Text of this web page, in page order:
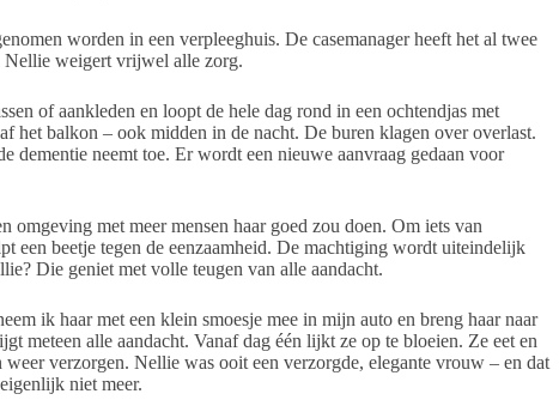
worden in een verpleeghuis. De casemanager heeft het al twee
Nellie weigert vrijwel alle zorg.
of aankleden en loopt de hele dag rond in een ochtendjas met
het balkon – ook midden in de nacht. De buren klagen over overlast.
dementie neemt toe. Er wordt een nieuwe aanvraag gedaan voor
omgeving met meer mensen haar goed zou doen. Om iets van
een beetje tegen de eenzaamheid. De machtiging wordt uiteindelijk
Die geniet met volle teugen van alle aandacht.
ik haar met een klein smoesje mee in mijn auto en breng haar naar
meteen alle aandacht. Vanaf dag één lijkt ze op te bloeien. Ze eet en
verzorgen. Nellie was ooit een verzorgde, elegante vrouw – en dat
niet meer.